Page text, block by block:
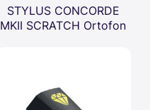
STYLUS CONCORDE
MKII SCRATCH Ortofon